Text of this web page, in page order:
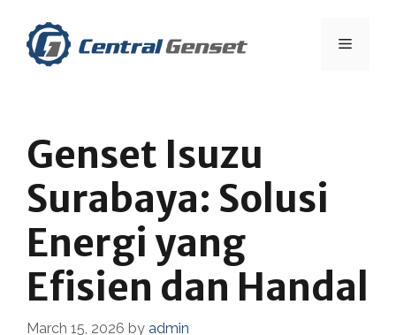
content
Menu
Genset Isuzu
Surabaya: Solusi
Energi yang
Efisien dan Handal
March 15, 2026 by admin